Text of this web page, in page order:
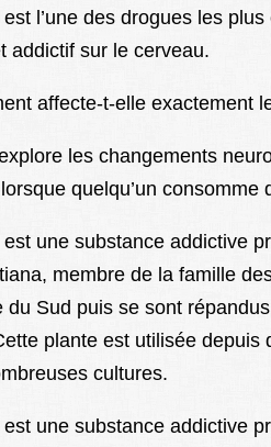
l’une des drogues les
addictif sur le cerveau.
affecte-t-elle exactement
les changements
quelqu’un consomme
une substance addictive
membre de la famille
du Sud puis se sont
plante est utilisée
cultures.
une substance addictive